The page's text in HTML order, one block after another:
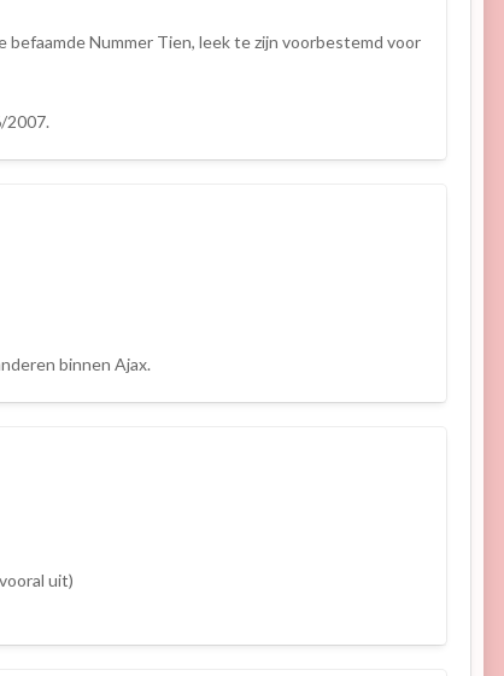
Nummer Tien, leek te zijn voorbestemd voor
2007.
binnen Ajax.
uit)